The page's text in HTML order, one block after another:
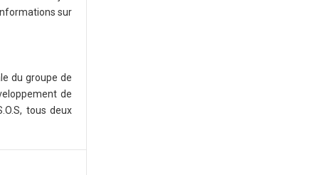
sur
du groupe de
de
tous deux